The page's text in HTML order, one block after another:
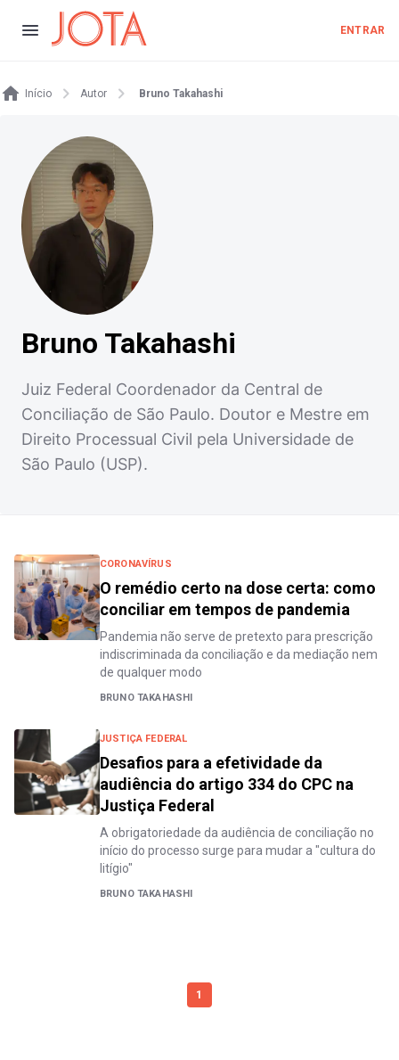
ENTRAR
Início Autor Bruno Takahashi
Bruno Takahashi
Juiz Federal Coordenador da Central de
Conciliação de São Paulo. Doutor e Mestre em
Direito Processual Civil pela Universidade de
São Paulo (USP).
CORONAVÍRUS
O remédio certo na dose certa: como
conciliar em tempos de pandemia
Pandemia não serve de pretexto para prescrição
indiscriminada da conciliação e da mediação nem
de qualquer modo
BRUNO TAKAHASHI
JUSTIÇA FEDERAL
Desafios para a efetividade da
audiência do artigo 334 do CPC na
Justiça Federal
A obrigatoriedade da audiência de conciliação no
início do processo surge para mudar a "cultura do
litígio"
BRUNO TAKAHASHI
1